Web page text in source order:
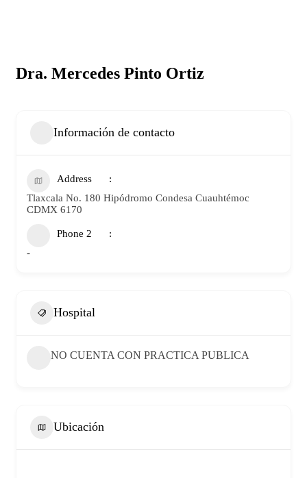
Dra. Mercedes Pinto Ortiz
Información de contacto
Address
Tlaxcala No. 180 Hipódromo Condesa Cuauhtémoc
CDMX 6170
Phone 2
-
Hospital
NO CUENTA CON PRACTICA PUBLICA
Ubicación